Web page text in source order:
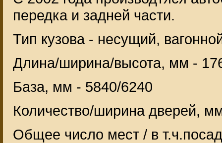
передка и задней части.
Тип кузова - несущий,
Длина/ширина/высота, мм -
База, мм - 5840/6240
Количество/ширина дверей,
Общее число мест / в